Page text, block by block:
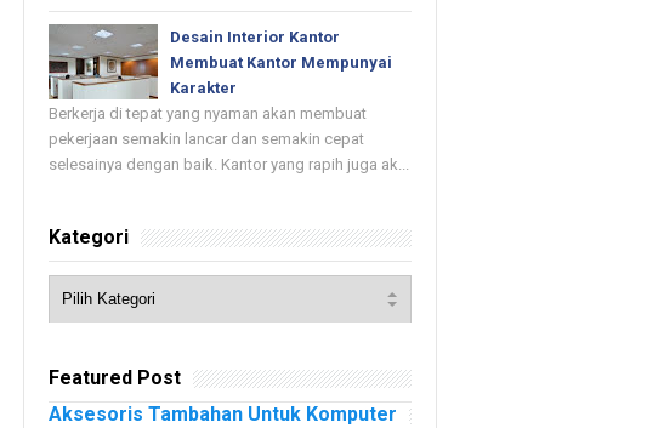
Desain Interior Kantor
Membuat Kantor Mempunyai
Karakter
Berkerja di tepat yang nyaman akan membuat
pekerjaan semakin lancar dan semakin cepat
selesainya dengan baik. Kantor yang rapih juga ak...
Kategori
Featured Post
Aksesoris Tambahan Untuk Komputer